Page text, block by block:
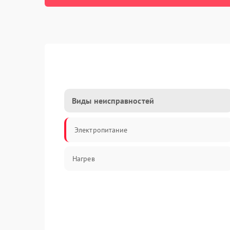
Виды неисправностей
Электропитание
Нагрев